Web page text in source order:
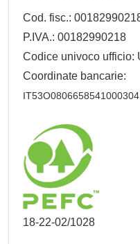
Cod. fisc.:
P.IVA.: 00182990218
Codice univoco ufficio:
Coordinate bancarie:
18-22-02/1028